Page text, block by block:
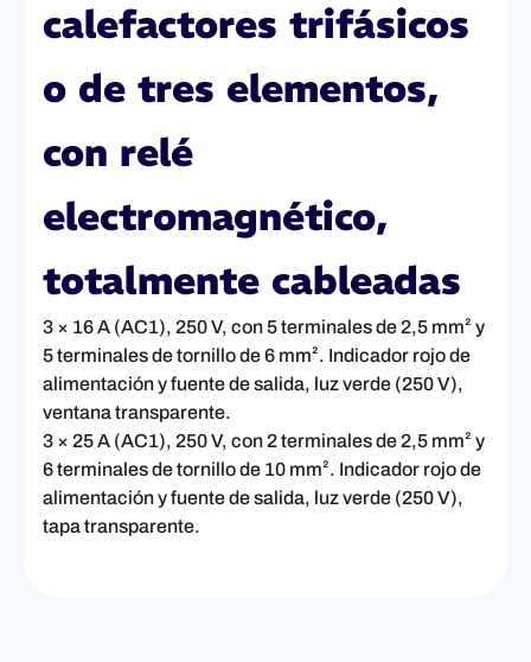
calefactores trifásicos
o de tres elementos,
con relé
electromagnético,
totalmente cableadas
3 × 16 A (AC1), 250 V, con 5 terminales de 2,5 mm² y
5 terminales de tornillo de 6 mm². Indicador rojo de
alimentación y fuente de salida, luz verde (250 V),
ventana transparente.
3 × 25 A (AC1), 250 V, con 2 terminales de 2,5 mm² y
6 terminales de tornillo de 10 mm². Indicador rojo de
alimentación y fuente de salida, luz verde (250 V),
tapa transparente.